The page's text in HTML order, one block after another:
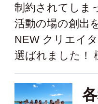
制約されてしま
活動の場の創出
NEW クリエイ
選ばれました！